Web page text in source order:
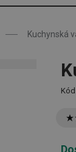
Kuchynská